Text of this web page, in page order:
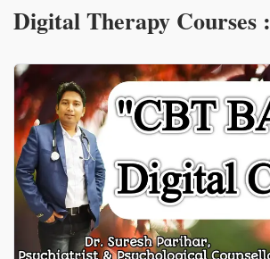
Digital Therapy Courses :